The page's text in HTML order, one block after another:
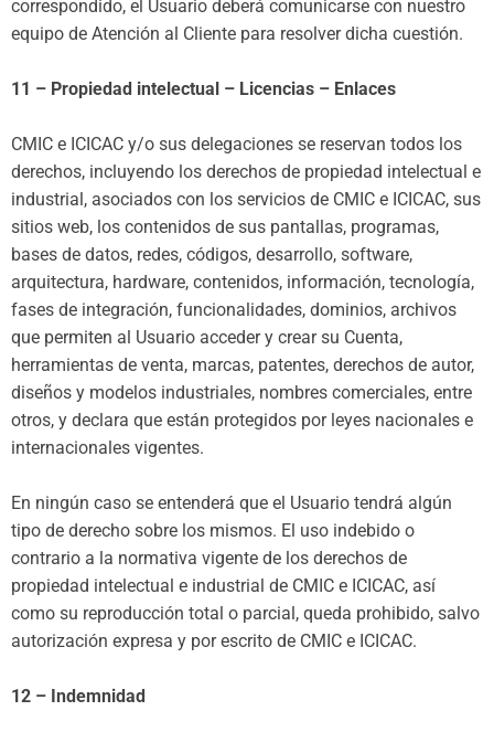
correspondido, el Usuario deberá comunicarse con nuestro
equipo de Atención al Cliente para resolver dicha cuestión.
11 – Propiedad intelectual – Licencias – Enlaces
CMIC e ICICAC y/o sus delegaciones se reservan todos los
derechos, incluyendo los derechos de propiedad intelectual e
industrial, asociados con los servicios de CMIC e ICICAC, sus
sitios web, los contenidos de sus pantallas, programas,
bases de datos, redes, códigos, desarrollo, software,
arquitectura, hardware, contenidos, información, tecnología,
fases de integración, funcionalidades, dominios, archivos
que permiten al Usuario acceder y crear su Cuenta,
herramientas de venta, marcas, patentes, derechos de autor,
diseños y modelos industriales, nombres comerciales, entre
otros, y declara que están protegidos por leyes nacionales e
internacionales vigentes.
En ningún caso se entenderá que el Usuario tendrá algún
tipo de derecho sobre los mismos. El uso indebido o
contrario a la normativa vigente de los derechos de
propiedad intelectual e industrial de CMIC e ICICAC, así
como su reproducción total o parcial, queda prohibido, salvo
autorización expresa y por escrito de CMIC e ICICAC.
12 – Indemnidad